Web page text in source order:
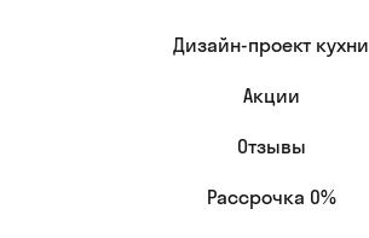
Дизайн-проект кухни
Акции
Отзывы
Рассрочка 0%